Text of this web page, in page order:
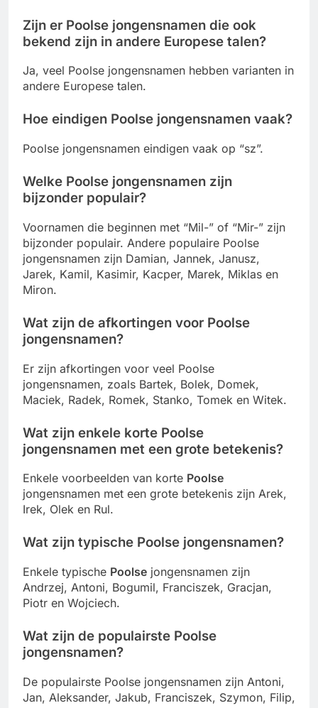
Zijn er Poolse jongensnamen die ook
bekend zijn in andere Europese talen?
Ja, veel Poolse jongensnamen hebben varianten in
andere Europese talen.
Hoe eindigen Poolse jongensnamen vaak?
Poolse jongensnamen eindigen vaak op “sz”.
Welke Poolse jongensnamen zijn
bijzonder populair?
Voornamen die beginnen met “Mil-” of “Mir-” zijn
bijzonder populair. Andere populaire Poolse
jongensnamen zijn Damian, Jannek, Janusz,
Jarek, Kamil, Kasimir, Kacper, Marek, Miklas en
Miron.
Wat zijn de afkortingen voor Poolse
jongensnamen?
Er zijn afkortingen voor veel Poolse
jongensnamen, zoals Bartek, Bolek, Domek,
Maciek, Radek, Romek, Stanko, Tomek en Witek.
Wat zijn enkele korte Poolse
jongensnamen met een grote betekenis?
Enkele voorbeelden van korte Poolse
jongensnamen met een grote betekenis zijn Arek,
Irek, Olek en Rul.
Wat zijn typische Poolse jongensnamen?
Enkele typische Poolse jongensnamen zijn
Andrzej, Antoni, Bogumil, Franciszek, Gracjan,
Piotr en Wojciech.
Wat zijn de populairste Poolse
jongensnamen?
De populairste Poolse jongensnamen zijn Antoni,
Jan, Aleksander, Jakub, Franciszek, Szymon, Filip,